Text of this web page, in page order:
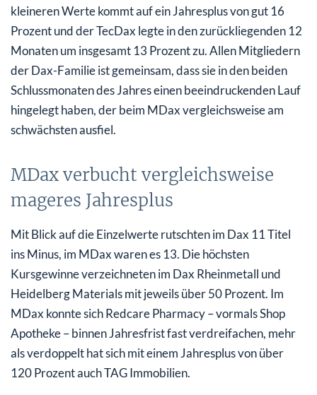
kleineren Werte kommt auf ein Jahresplus von gut 16
Prozent und der TecDax legte in den zurückliegenden 12
Monaten um insgesamt 13 Prozent zu. Allen Mitgliedern
der Dax-Familie ist gemeinsam, dass sie in den beiden
Schlussmonaten des Jahres einen beeindruckenden Lauf
hingelegt haben, der beim MDax vergleichsweise am
schwächsten ausfiel.
MDax verbucht vergleichsweise
mageres Jahresplus
Mit Blick auf die Einzelwerte rutschten im Dax 11 Titel
ins Minus, im MDax waren es 13. Die höchsten
Kursgewinne verzeichneten im Dax Rheinmetall und
Heidelberg Materials mit jeweils über 50 Prozent. Im
MDax konnte sich Redcare Pharmacy – vormals Shop
Apotheke – binnen Jahresfrist fast verdreifachen, mehr
als verdoppelt hat sich mit einem Jahresplus von über
120 Prozent auch TAG Immobilien.